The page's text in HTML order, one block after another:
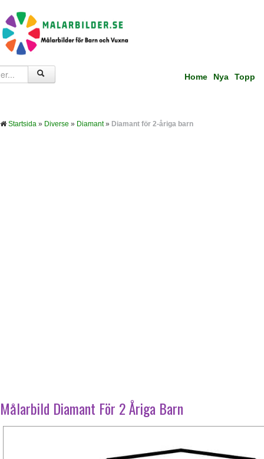
Home Nya Topp
Startsida » Diverse » Diamant» Diamant för 2-åriga barn
Målarbild Diamant För 2 Åriga Barn